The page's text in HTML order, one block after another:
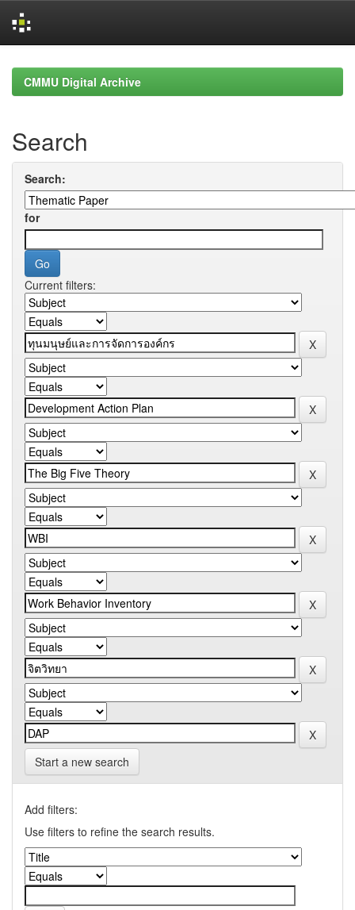
navigationCMMU Digital Archive
Search
Search:
for
Current filters:
Start a new search
Add filters:
Use filters to refine the search results.